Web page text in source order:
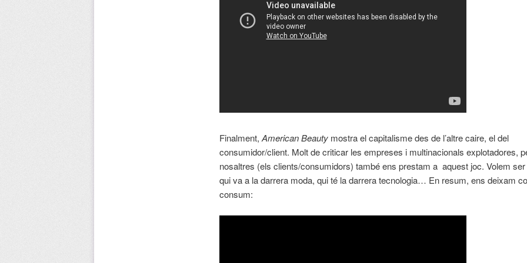
Finalment, American Beautymostra el capitalisme des de l’altre caire, el del
consumidor/client. Molt de criticar les empreses i multinacionals explotadores,
nosaltres (els clients/consumidors) també ens prestam a aquest joc. Volem
qui va a la darrera moda, qui té la darrera tecnologia… En resum, ens deixam
consum: